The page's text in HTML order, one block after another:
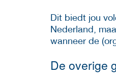
Dit biedt jou
Nederland,
wanneer de
De overige